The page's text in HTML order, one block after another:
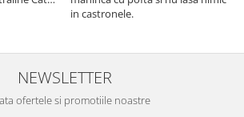
Eu
cu
in castronele.
NEWSLETTER
ofertele si promotiile noastre